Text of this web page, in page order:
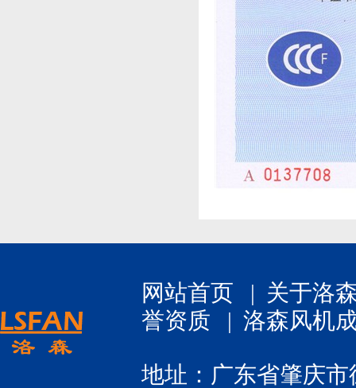
网站首页 | 关于洛
誉资质 | 洛森风机
地址：广东省肇庆